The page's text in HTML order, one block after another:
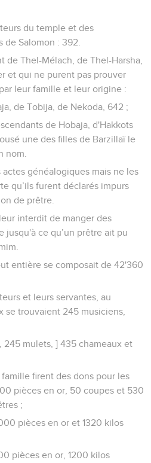
du temple et des
de Salomon : 392.
de Thel-Mélach, de Thel-Harsha,
et qui ne purent pas prouver
leur famille et leur origine :
de Tobija, de Nekoda, 642 ;
de Hobaja, d'Hakkots
une des filles de Barzillaï le
nom.
généalogiques mais ne les
qu’ils furent déclarés impurs
de prêtre.
interdit de manger des
jusqu'à ce qu’un prêtre ait pu
entière se composait de 42'360
et leurs servantes, au
se trouvaient 245 musiciens,
245 mulets, ] 435 chameaux et
firent des dons pour les
pièces en or, 50 coupes et 530
;
pièces en or et 1320 kilos
pièces en or, 1200 kilos